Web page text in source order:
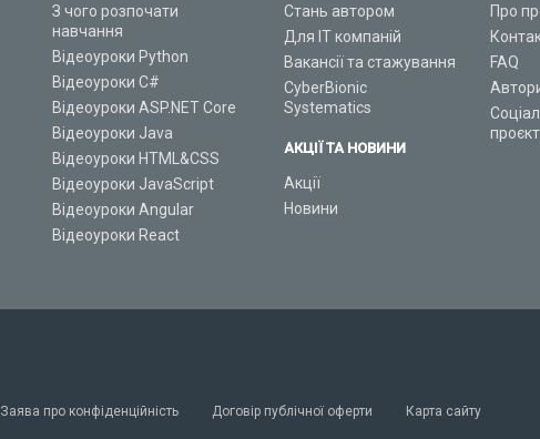
З чого розпочати
навчання
Відеоуроки Python
Відеоуроки C#
Відеоуроки ASP.NET Core
Відеоуроки Java
Відеоуроки HTML&CSS
Відеоуроки JavaScript
Відеоуроки Angular
Відеоуроки React
Стань автором
Для ІТ компаній
Вакансії та стажування
CyberBionic
Systematics
АКЦІЇ ТА НОВИНИ
Акції
Новини
Про
FAQ
проєкт
Заява про конфіденційність Договір публічної оферти Карта сайту